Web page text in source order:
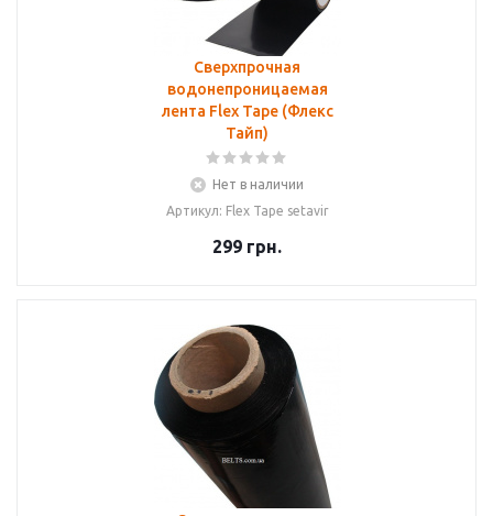
Сверхпрочная
водонепроницаемая
лента Flex Tape (Флекс
Тайп)
Нет в наличии
Артикул: Flex Tape setavir
299 грн.